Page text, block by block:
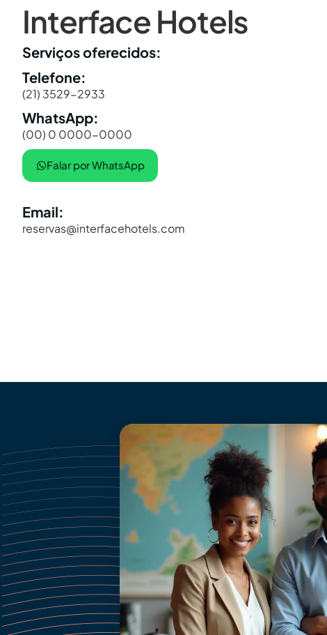
Interface Hotels
Serviços oferecidos:
Telefone:
(21) 3529-2933
WhatsApp:
(00) 0 0000-0000
Falar por WhatsApp
Email:
reservas@interfacehotels.com